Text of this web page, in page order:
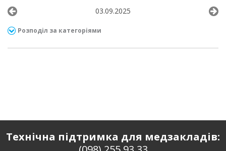
03.09.2025
Розподіл за категоріями
Технічна підтримка для медзакладів: